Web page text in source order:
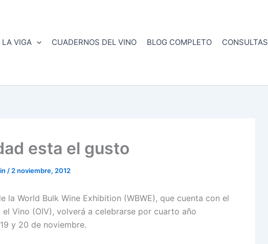
LA VIGA CUADERNOS DEL VINO BLOG COMPLETO CONSULTAS
esta el gusto
/ 2 noviembre, 2012
la World Bulk Wine Exhibition (WBWE), que cuenta con el
Vino (OIV), volverá a celebrarse por cuarto año
y 20 de noviembre.